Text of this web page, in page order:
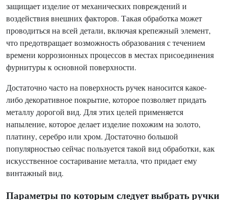
защищает изделие от механических повреждений и
воздействия внешних факторов. Такая обработка может
проводиться на всей детали, включая крепежный элемент,
что предотвращает возможность образования с течением
времени коррозионных процессов в местах присоединения
фурнитуры к основной поверхности.
Достаточно часто на поверхность ручек наносится какое-
либо декоративное покрытие, которое позволяет придать
металлу дорогой вид. Для этих целей применяется
напыление, которое делает изделие похожим на золото,
платину, серебро или хром. Достаточно большой
популярностью сейчас пользуется такой вид обработки, как
искусственное состаривание металла, что придает ему
винтажный вид.
Параметры по которым следует выбрать ручки